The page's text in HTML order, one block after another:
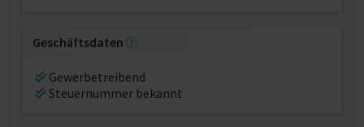
Geschäftsdaten
Gewerbetreibend
Steuernummer bekannt